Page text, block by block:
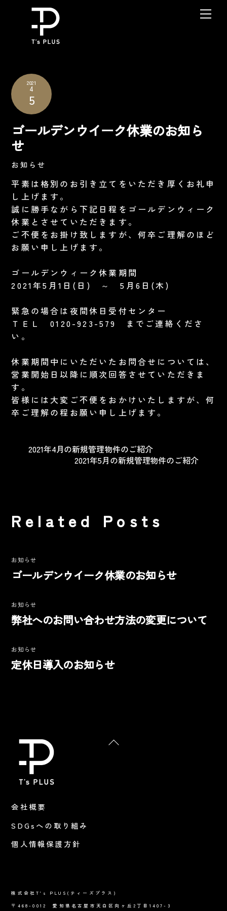
content
2021
4
5
ゴールデンウイーク休業のお知ら
せ
お知らせ
平素は格別のお引き立てをいただき厚くお礼申
し上げます。
誠に勝手ながら下記日程をゴールデンウィーク
休業とさせていただきます。
ご不便をお掛け致しますが、何卒ご理解のほど
お願い申し上げます。
ゴールデンウィーク休業期間
2021年5月1日(日) ～ 5月6日(木)
緊急の場合は夜間休日受付センター
ＴＥＬ 0120-923-579 までご連絡くださ
い。
休業期間中にいただいたお問合せについては、
営業開始日以降に順次回答させていただきま
す。
皆様には大変ご不便をおかけいたしますが、何
卒ご理解の程お願い申し上げます。
2021年4月の新規管理物件のご紹介
2021年5月の新規管理物件のご紹介
Related Posts
お知らせ
ゴールデンウイーク休業のお知らせ
お知らせ
弊社へのお問い合わせ方法の変更について
お知らせ
定休日導入のお知らせ
Back
会社概要
SDGsへの取り組み
個人情報保護方針
株式会社T's PLUS(ティーズプラス)
〒468-0012 愛知県名古屋市天白区向ヶ丘2丁目1407-3